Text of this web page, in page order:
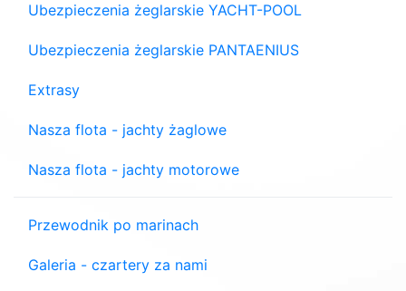
Ubezpieczenia żeglarskie YACHT-POOL
Ubezpieczenia żeglarskie PANTAENIUS
Extrasy
Nasza flota - jachty żaglowe
Nasza flota - jachty motorowe
Przewodnik po marinach
Galeria - czartery za nami